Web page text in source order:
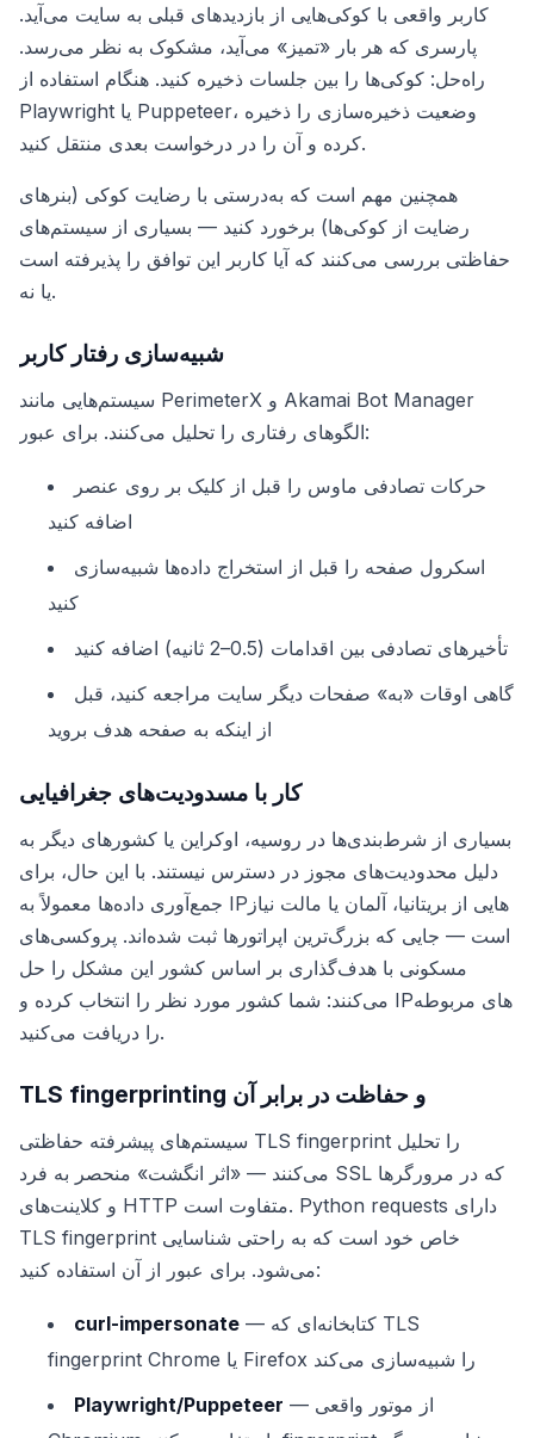
کاربر واقعی با کوکی‌هایی از بازدیدهای قبلی به سایت می‌آید.
پارسری که هر بار «تمیز» می‌آید، مشکوک به نظر می‌رسد.
راه‌حل: کوکی‌ها را بین جلسات ذخیره کنید. هنگام استفاده از
Playwright یا Puppeteer، وضعیت ذخیره‌سازی را ذخیره
کرده و آن را در درخواست بعدی منتقل کنید.
همچنین مهم است که به‌درستی با رضایت کوکی (بنرهای
رضایت از کوکی‌ها) برخورد کنید — بسیاری از سیستم‌های
حفاظتی بررسی می‌کنند که آیا کاربر این توافق را پذیرفته است
یا نه.
شبیه‌سازی رفتار کاربر
سیستم‌هایی مانند PerimeterX و Akamai Bot Manager
الگوهای رفتاری را تحلیل می‌کنند. برای عبور:
حرکات تصادفی ماوس را قبل از کلیک بر روی عنصر
اضافه کنید
اسکرول صفحه را قبل از استخراج داده‌ها شبیه‌سازی
کنید
تأخیرهای تصادفی بین اقدامات (0.5–2 ثانیه) اضافه کنید
گاهی اوقات «به» صفحات دیگر سایت مراجعه کنید، قبل
از اینکه به صفحه هدف بروید
کار با مسدودیت‌های جغرافیایی
بسیاری از شرط‌بندی‌ها در روسیه، اوکراین یا کشورهای دیگر به
دلیل محدودیت‌های مجوز در دسترس نیستند. با این حال، برای
جمع‌آوری داده‌ها معمولاً به IPهایی از بریتانیا، آلمان یا مالت نیاز
است — جایی که بزرگ‌ترین اپراتورها ثبت شده‌اند. پروکسی‌های
مسکونی با هدف‌گذاری بر اساس کشور این مشکل را حل
می‌کنند: شما کشور مورد نظر را انتخاب کرده و IPهای مربوطه
را دریافت می‌کنید.
TLS fingerprinting و حفاظت در برابر آن
سیستم‌های پیشرفته حفاظتی TLS fingerprint را تحلیل
می‌کنند — «اثر انگشت» منحصر به فرد SSL که در مرورگرها
و کلاینت‌های HTTP متفاوت است. Python requests دارای
TLS fingerprint خاص خود است که به راحتی شناسایی
می‌شود. برای عبور از آن استفاده کنید:
curl-impersonate — کتابخانه‌ای که TLS
fingerprint Chrome یا Firefox را شبیه‌سازی می‌کند
Playwright/Puppeteer — از موتور واقعی